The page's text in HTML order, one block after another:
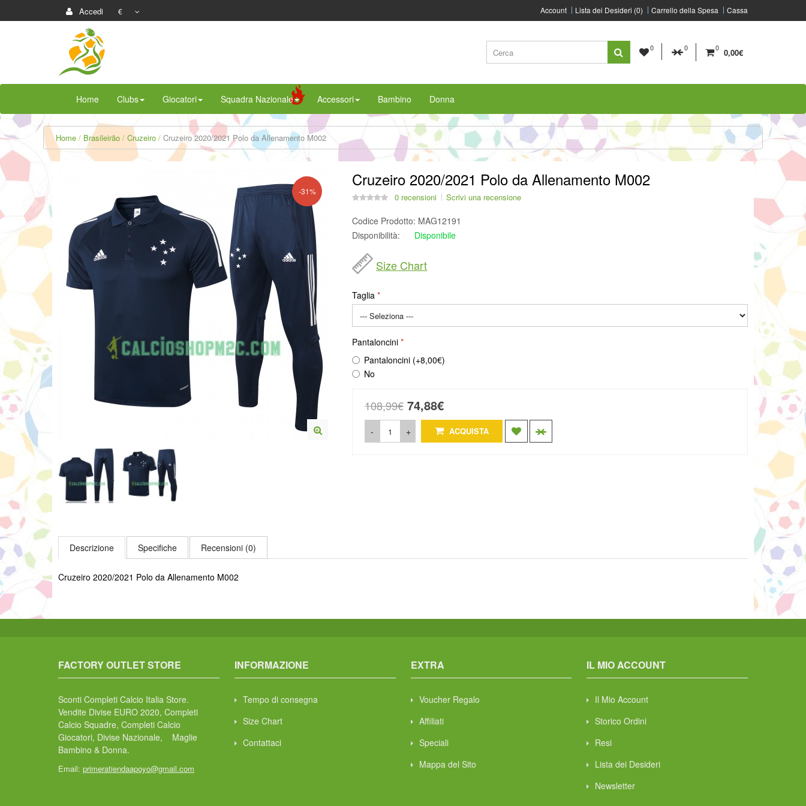
Accedi € Account Lista dei Desideri (0) Carrello della Spesa Cassa
0 0 0 0,00€
Home Clubs Giocatori Squadra Nazionale Accessori Bambino Donna
Home Brasileirão Cruzeiro Cruzeiro 2020/2021 Polo da Allenamento M002
-31%
Cruzeiro 2020/2021 Polo da Allenamento M002
0 recensioni Scrivi una recensione
Codice Prodotto: MAG12191
Disponibilità:
Disponibile
Size Chart
Taglia
Pantaloncini
Pantaloncini (+8,00€)
No
108,99€ 74,88€
- + ACQUISTA
Descrizione Specifiche Recensioni (0)
Cruzeiro 2020/2021 Polo da Allenamento M002
FACTORY OUTLET STORE
Sconti Completi Calcio Italia Store.
Vendite Divise EURO 2020, Completi
Calcio Squadre, Completi Calcio
Giocatori, Divise Nazionale, Maglie
Bambino & Donna.
Email: primeratiendaapoyo@gmail.com
INFORMAZIONE
Tempo di consegna
Size Chart
Contattaci
EXTRA
Voucher Regalo
Affiliati
Speciali
Mappa del Sito
IL MIO ACCOUNT
Il Mio Account
Storico Ordini
Resi
Lista dei Desideri
Newsletter